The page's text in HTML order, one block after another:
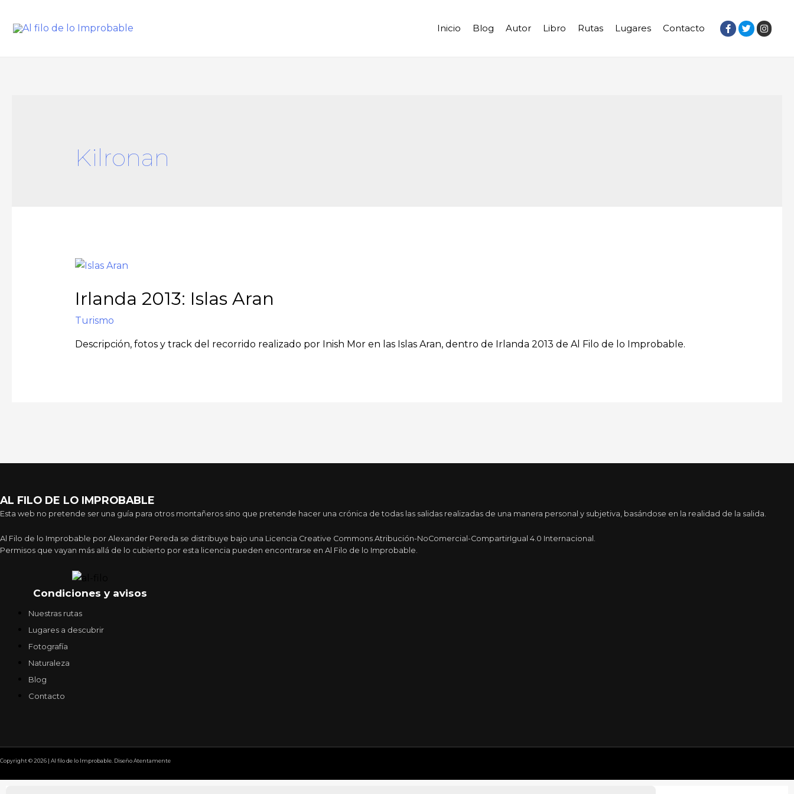
Inicio Blog Autor Libro Rutas Lugares Contacto
Kilronan
Irlanda 2013: Islas Aran
Turismo
Descripción, fotos y track del recorrido realizado por Inish Mor en las Islas Aran, dentro de Irlanda 2013 de Al Filo de lo Improbable.
AL FILO DE LO IMPROBABLE
Esta web no pretende ser una guía para otros montañeros sino que pretende hacer una crónica de todas las salidas realizadas de una manera personal y subjetiva, basándose en la realidad de la salida.
Al Filo de lo Improbable por Alexander Pereda se distribuye bajo una Licencia Creative Commons Atribución-NoComercial-CompartirIgual 4.0 Internacional.
Permisos que vayan más allá de lo cubierto por esta licencia pueden encontrarse en Al Filo de lo Improbable.
Condiciones y avisos
Nuestras rutas
Lugares a descubrir
Fotografía
Naturaleza
Blog
Contacto
Copyright © 2026 | Al filo de lo Improbable. Diseño Atentamente